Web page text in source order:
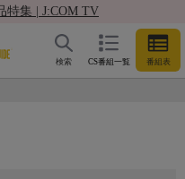
特集 | J:COM TV
CS番組一覧 番組表
検索